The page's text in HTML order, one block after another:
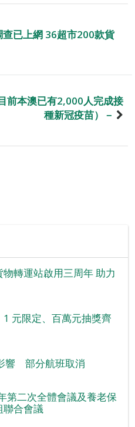
已上網 36超市200款貨
前本澳已有2,000人完成接
種新冠疫苗）－
轉運站啟用三周年 助力
元限定、百萬元抽獎齊
響 部分航班取消
第二次全體會議及養老保
聯合會議